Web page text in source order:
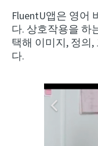
FluentU앱은 영어
다. 상호작용을 하
택해 이미지, 정의
다.
This website
This website uses
experience. By using
consent to all cookies